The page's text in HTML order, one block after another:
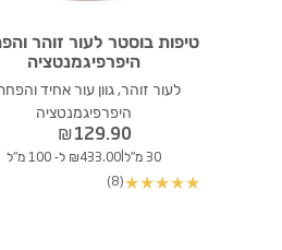
טיפות בוסטר לעור זוהר
היפרפיגמנטציה
לעור זוהר, גוון עור אחיד
היפרפיגמנטציה
₪129.90
30 מ"ל |₪433.00 ל- 100 מ"ל
★
★
★
★
★
(8)